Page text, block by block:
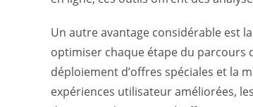
Un autre avantage considérable est
optimiser chaque étape du parcours
déploiement d’offres spéciales et la
expériences utilisateur améliorées,